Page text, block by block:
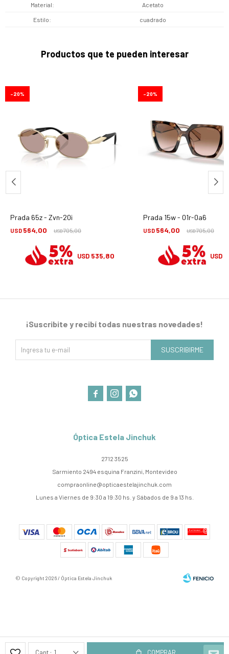
Material Acetato
Estilo cuadrado
Productos que te pueden interesar
Prada 65z - Zvn-20i
USD 564,00 USD705,00
20
USD 535,80
Prada 15w - 01r-0a6
USD 564,00 USD705,00
20
USD
Óptica Estela Jinchuk
2712 3525
Sarmiento 2494 esquina Franzini, Montevideo
compraonline@opticaestelajinchuk.com
Lunes a Viernes de 9:30 a 19:30 hs. y Sábados de 9 a 13 hs.
¡Suscribite y recibí todas nuestras novedades!
SUSCRIBIRME
  
© Copyright 2026 / Óptica Estela Jinchuk